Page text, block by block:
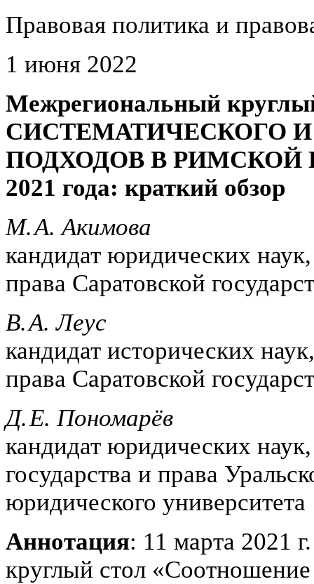
Правовая политика и
1 июня 2022
Межрегиональный
СИСТЕМАТИЧЕСКОГО
ПОДХОДОВ В РИМСКОЙ
2021 года: краткий обзор
М. А. Акимова
кандидат юридических
права Саратовской
В. А. Леус
кандидат исторических
права Саратовской
Д. Е. Пономарёв
кандидат юридических
государства и права
юридического университета
Аннотация: 11 марта 2021
круглый стол «Соотношение